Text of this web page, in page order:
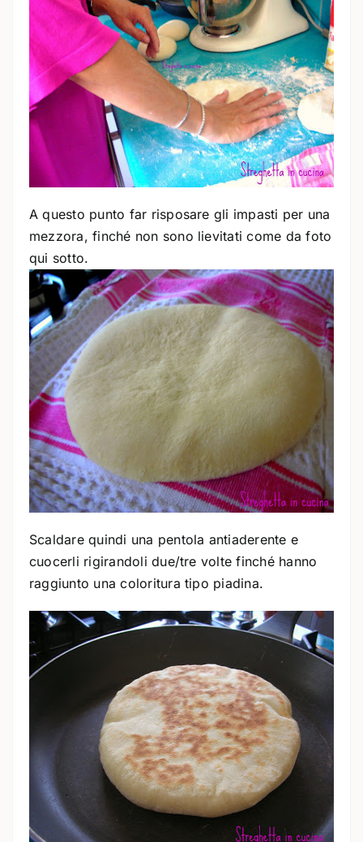
A questo punto far risposare gli impasti per una
mezzora, finché non sono lievitati come da foto
qui sotto.
Scaldare quindi una pentola antiaderente e
cuocerli rigirandoli due/tre volte finché hanno
raggiunto una coloritura tipo piadina.